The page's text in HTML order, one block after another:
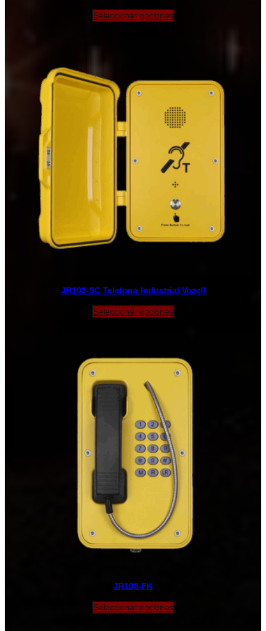
Seleccionar opciones
JR102-SC Telefono Industrial Vozell
Seleccionar opciones
JR103-FK
Seleccionar opciones